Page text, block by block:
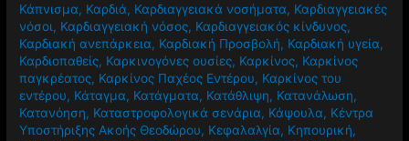
Κάπνισμα, Καρδιά, Καρδιαγγειακά νοσήματα, Καρδιαγγειακές
νόσοι, Καρδιαγγειακή νόσος, Καρδιαγγειακός κίνδυνος,
Καρδιακή ανεπάρκεια, Καρδιακή Προσβολή, Καρδιακή υγεία,
Καρδιοπαθείς, Καρκινογόνες ουσίες, Καρκίνος, Καρκίνος
παγκρέατος, Καρκίνος Παχέος Εντέρου, Καρκίνος του
εντέρου, Κάταγμα, Κατάγματα, Κατάθλιψη, Κατανάλωση,
Κατανόηση, Καταστροφολογικά σενάρια, Κάψουλα, Κέντρα
Υποστήριξης Ακοής Θεοδώρου, Κεφαλαλγία, Κηπουρική,